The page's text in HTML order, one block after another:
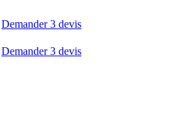
Demander 3 devis
Demander 3 devis